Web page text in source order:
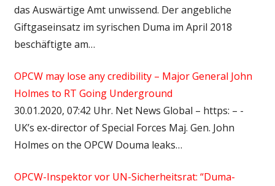
das Auswärtige Amt unwissend. Der angebliche
Giftgaseinsatz im syrischen Duma im April 2018
beschäftigte am…
OPCW may lose any credibility – Major General John
Holmes to RT Going Underground
30.01.2020, 07:42 Uhr. Net News Global – https: – -
UK’s ex-director of Special Forces Maj. Gen. John
Holmes on the OPCW Douma leaks…
OPCW-Inspektor vor UN-Sicherheitsrat: “Duma-